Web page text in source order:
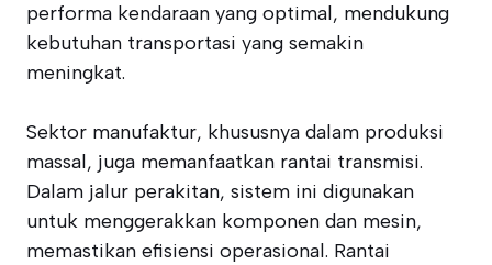
performa kendaraan yang optimal, mendukung
kebutuhan transportasi yang semakin
meningkat.
Sektor manufaktur, khususnya dalam produksi
massal, juga memanfaatkan rantai transmisi.
Dalam jalur perakitan, sistem ini digunakan
untuk menggerakkan komponen dan mesin,
memastikan efisiensi operasional. Rantai